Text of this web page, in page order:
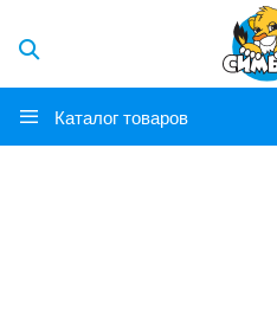
Каталог товаров